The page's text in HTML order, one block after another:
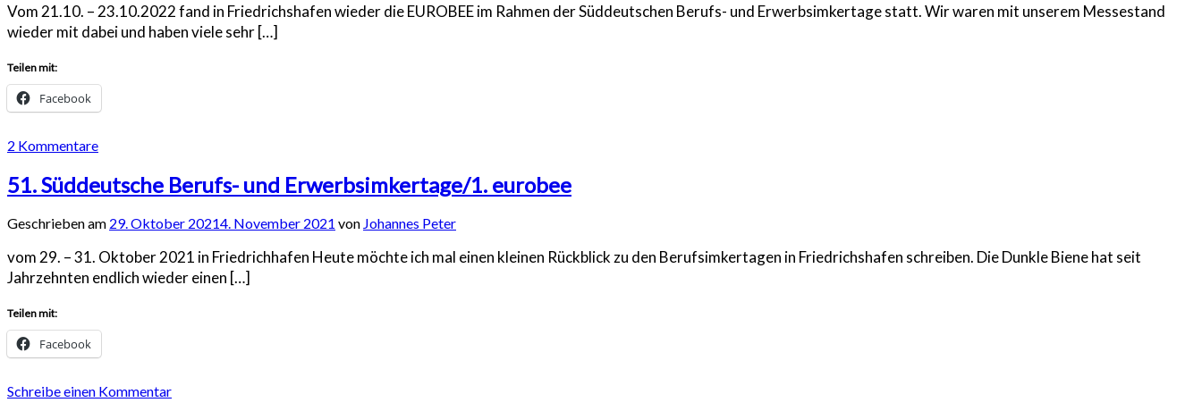
Vom 21.10. – 23.10.2022 fand in Friedrichshafen wieder die EUROBEE im Rahmen der Süddeutschen Berufs- und Erwerbsimkertage statt. Wir waren mit unserem Messestand
wieder mit dabei und haben viele sehr […]
Teilen mit:
Facebook
2 Kommentare
51. Süddeutsche Berufs- und Erwerbsimkertage/1. eurobee
Geschrieben am 29. Oktober 20214. November 2021 von Johannes Peter
vom 29. – 31. Oktober 2021 in Friedrichhafen Heute möchte ich mal einen kleinen Rückblick zu den Berufsimkertagen in Friedrichshafen schreiben. Die Dunkle Biene hat seit
Jahrzehnten endlich wieder einen […]
Teilen mit:
Facebook
Schreibe einen Kommentar